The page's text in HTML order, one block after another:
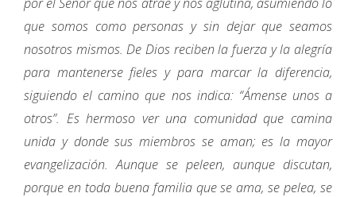
que somos como personas y sin dejar que seamos
nosotros mismos. De Dios reciben la fuerza y la alegría
para mantenerse fieles y para marcar la diferencia,
siguiendo el camino que nos indica: “Ámense unos a
otros”. Es hermoso ver una comunidad que camina
unida y donde sus miembros se aman; es la mayor
evangelización. Aunque se peleen, aunque discutan,
porque en toda buena familia que se ama, se pelea, se